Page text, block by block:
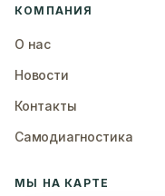
КОМПАНИЯ
О нас
Новости
Контакты
Самодиагностика
МЫ НА КАРТЕ